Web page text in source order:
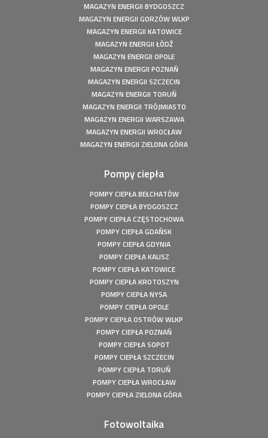
MAGAZYN ENERGII BYDGOSZCZ
MAGAZYN ENERGII GORZÓW WLKP
MAGAZYN ENERGII KATOWICE
MAGAZYN ENERGII ŁÓDŹ
MAGAZYN ENERGII OPOLE
MAGAZYN ENERGII POZNAŃ
MAGAZYN ENERGII SZCZECIN
MAGAZYN ENERGII TORUŃ
MAGAZYN ENERGII TRÓJMIASTO
MAGAZYN ENERGII WARSZAWA
MAGAZYN ENERGII WROCŁAW
MAGAZYN ENERGII ZIELONA GÓRA
Pompy ciepła
POMPY CIEPŁA BEŁCHATÓW
POMPY CIEPŁA BYDGOSZCZ
POMPY CIEPŁA CZĘSTOCHOWA
POMPY CIEPŁA GDAŃSK
POMPY CIEPŁA GDYNIA
POMPY CIEPŁA KALISZ
POMPY CIEPŁA KATOWICE
POMPY CIEPŁA KROTOSZYN
POMPY CIEPŁA NYSA
POMPY CIEPŁA OPOLE
POMPY CIEPŁA OSTRÓW WLKP
POMPY CIEPŁA POZNAŃ
POMPY CIEPŁA SOPOT
POMPY CIEPŁA SZCZECIN
POMPY CIEPŁA TORUŃ
POMPY CIEPŁA WROCŁAW
POMPY CIEPŁA ZIELONA GÓRA
Fotowoltaika